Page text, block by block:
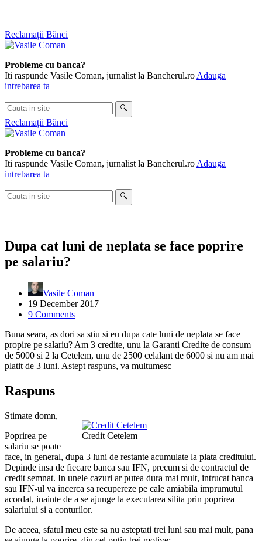
Skip
to
Reclamații Bănci
Probleme cu banca?
Iti raspunde Vasile Coman, jurnalist la Bancherul.ro Adauga
intrebarea ta
Cauta
in
site
🔍
Reclamații Bănci
Probleme cu banca?
Iti raspunde Vasile Coman, jurnalist la Bancherul.ro Adauga
intrebarea ta
Cauta
in
🔍
Dupa cat luni de neplata se face poprire
pe salariu?
Vasile Coman
19 December 2017
9 Comments
Buna seara, as dori sa stiu si eu dupa cate luni de neplata se face
propire pe salariu? Am 3 credite, unu la Garanti Credite de consum
de 5000 si 2 la Cetelem, unu de 2500 celalant de 6000 si nu am mai
platit de 3 luni. Astept raspuns, va multumesc
Raspuns
Credit Cetelem
Stimate domn,
Poprirea pe
salariu se poate
face, in general, dupa 3 luni de restante acumulate la plata creditului.
Depinde insa de fiecare banca sau IFN, precum si de contractul de
credit semnat. In unele cazuri ar putea dura mai mult, intrucat banca
sau IFN-ul va incerca sa recupereze pe cale amiabila imprumutul
acordat, inainte de a se ajunge la executarea silita prin poprirea
salariului si a conturilor.
De aceea, sfatul meu este sa nu asteptati trei luni sau mai mult, pana